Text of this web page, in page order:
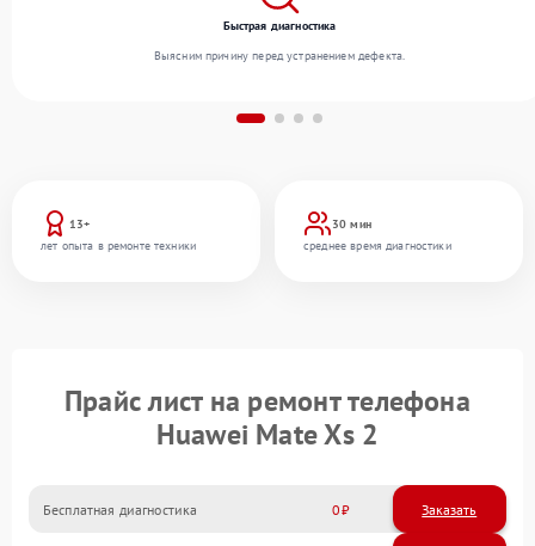
13+
лет опыта в ремонте техники
30 мин
среднее время диагностики
Быстрая диагностика
Выясним причину перед устранением дефекта.
Прайс лист на ремонт телефона
Huawei Mate Xs 2
Бесплатная диагностика 0 Заказать